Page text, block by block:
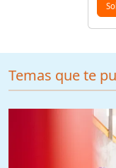
Temas que te